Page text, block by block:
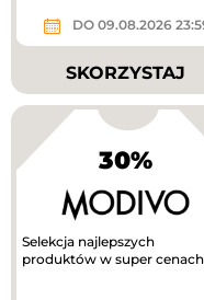
DO 09.08.2026
SKORZYSTAJ
30%
Selekcja najlepszych
produktów w super